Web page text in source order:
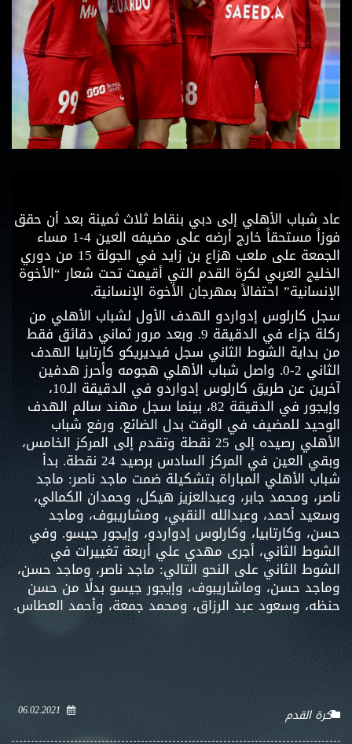
عاد شباب الأهلي إلى دبي بنقاط ثلاث ثمينة بعد أن حقق
فوزاً مستحقاً خارج أرضه على مضيفه العين 4-1 مساء
الجمعة على ملعب هزاع بن زايد في الجولة 15 من دوري
الخليج العربي لكرة القدم التي أقيمت تحت شعار “الأخوة
الإنسانية” احتفالاً بمهرجان الأخوة الإنسانية.
سجل كارلوس إدواردو الهدف الأول لشباب الأهلي من
ركلة جزاء في الدقيقة 9. وبعد مرور ثماني دقائق فقط
من بداية الشوط الثاني سجل فيديريكو كارتابيا الهدف
الثاني 2-0. واصل شباب الأهلي هجومه وأحرز هدفين
آخرين عن طريق كارلوس إدواردو في الدقيقة الـ10،
وإيجور في الدقيقة 82، بينما سجل مهند سالم الهدف
الوحيد للمضيف في الوقت بدل الضائع. ورفع شباب
الأهلي رصيده إلى 25 نقطة وتقدم إلى المركز الخامس،
وبقي العين في المركز السادس برصيد 24 نقطة. بدأ
شباب الأهلي المباراة بتشكيلة ضمت ماجد ناصر: ماجد
ناصر، ومحمد جابر، وعبدالعزيز هيكل، وحمدان الكمالي،
وسعيد أحمد، وعبدالله النقبي، ومشاريبوف، وماجد
حسن، وكارتابيا، وكارلوس إدواردو، وإيجور جيسو. وفي
الشوط الثاني، أجرى مهدي علي أربعة تغييرات في
الشوط الثاني على النحو التالي: ماجد ناصر، وماجد حسن،
وماجد حسن، وماشاريبوف، وإيجور جيسو بدلًا من حسن
حنظه، وسعود عبد الرزاق، ومحمد جمعة، وأحمد العطاس.
06.02.2021 كرة القدم